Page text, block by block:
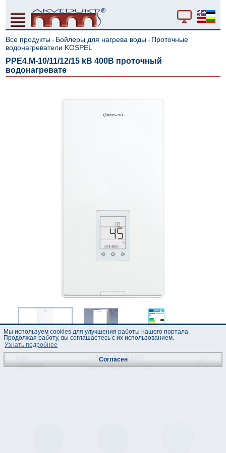
Все продукты - Бойлеры для нагрева воды - Проточные
водонагреватели KOSPEL
PPE4.M-10/11/12/15 kВ 400В проточный
водонагревате
1980465
340.47 EUR
(Цены указаны с НДС)
Мы используем cookies для улучшения работы нашего портала.
Продолжая работу, вы соглашаетесь с их использованием.
Узнать подробнее
Согласен